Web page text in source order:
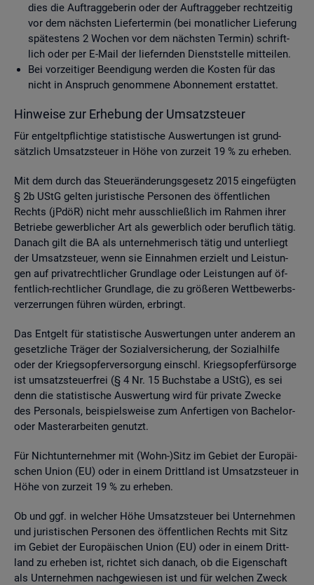
dies die Auf­trag­ge­be­rin oder der Auf­trag­ge­ber recht­zei­tig
vor dem nächs­ten Lie­fer­ter­min (bei mo­nat­li­cher Lie­fe­rung
spä­tes­tens 2 Wo­chen vor dem nächs­ten Ter­min) schrift­
lich oder per E-Mail der lie­fern­den Dienst­stel­le mit­tei­len.
Bei vor­zei­ti­ger Be­en­di­gung wer­den die Kos­ten für das
nicht in An­spruch ge­nom­me­ne Abon­ne­ment er­stat­tet.
Hin­wei­se zur Er­he­bung der Um­satz­steu­er
Für ent­gelt­pflich­ti­ge sta­tis­ti­sche Aus­wer­tun­gen ist grund­
sätz­lich Um­satz­steu­er in Höhe von zur­zeit 19 % zu er­he­ben.
Mit dem durch das Steu­er­än­de­rungs­ge­setz 2015 ein­ge­füg­ten
§ 2b UStG gel­ten ju­ris­ti­sche Per­so­nen des öf­fent­li­chen
Rechts (jPdöR) nicht mehr aus­schlie­ß­lich im Rah­men ihrer
Be­trie­be ge­werb­li­cher Art als ge­werb­lich oder be­ruf­lich tätig.
Da­nach gilt die BA als un­ter­neh­me­risch tätig und un­ter­liegt
der Um­satz­steu­er, wenn sie Ein­nah­men er­zielt und Leis­tun­
gen auf pri­vat­recht­li­cher Grund­la­ge oder Leis­tun­gen auf öf­
fent­lich-recht­li­cher Grund­la­ge, die zu grö­ße­ren Wett­be­werbs­
ver­zer­run­gen füh­ren wür­den, er­bringt.
Das Ent­gelt für sta­tis­ti­sche Aus­wer­tun­gen unter an­de­rem an
ge­setz­li­che Trä­ger der So­zi­al­ver­si­che­rung, der So­zi­al­hil­fe
oder der Kriegs­op­fer­ver­sor­gung einschl. Kriegs­op­fer­für­sor­ge
ist um­satz­steu­er­frei (§ 4 Nr. 15 Buch­sta­be a UStG), es sei
denn die sta­tis­ti­sche Aus­wer­tung wird für pri­va­te Zwe­cke
des Per­so­nals, bei­spiels­wei­se zum An­fer­ti­gen von Ba­che­lor-
oder Mas­ter­ar­bei­ten ge­nutzt.
Für Nicht­un­ter­neh­mer mit (Wohn-)Sitz im Ge­biet der Eu­ro­päi­
schen Union (EU) oder in einem Dritt­land ist Um­satz­steu­er in
Höhe von zur­zeit 19 % zu er­he­ben.
Ob und ggf. in wel­cher Höhe Um­satz­steu­er bei Un­ter­neh­men
und ju­ris­ti­schen Per­so­nen des öf­fent­li­chen Rechts mit Sitz
im Ge­biet der Eu­ro­päi­schen Union (EU) oder in einem Dritt­
land zu er­he­ben ist, rich­tet sich da­nach, ob die Ei­gen­schaft
als Un­ter­neh­men nach­ge­wie­sen ist und für wel­chen Zweck